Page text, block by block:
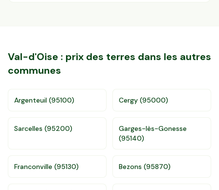
Val-d'Oise : prix des terres dans les autres
communes
Argenteuil (95100) Cergy (95000)
Sarcelles (95200)
Garges-lès-Gonesse
(95140)
Franconville (95130) Bezons (95870)
Accès gratuit illimité
Donnees de valeurs foncières officielles